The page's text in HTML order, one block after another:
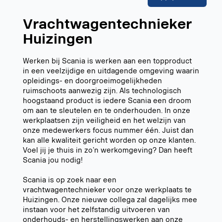
Vrachtwagentechnieker
Huizingen
Werken bij Scania is werken aan een topproduct
in een veelzijdige en uitdagende omgeving waarin
opleidings- en doorgroeimogelijkheden
ruimschoots aanwezig zijn. Als technologisch
hoogstaand product is iedere Scania een droom
om aan te sleutelen en te onderhouden. In onze
werkplaatsen zijn veiligheid en het welzijn van
onze medewerkers focus nummer één. Juist dan
kan alle kwaliteit gericht worden op onze klanten.
Voel jij je thuis in zo’n werkomgeving? Dan heeft
Scania jou nodig!
Scania is op zoek naar een
vrachtwagentechnieker voor onze werkplaats te
Huizingen. Onze nieuwe collega zal dagelijks mee
instaan voor het zelfstandig uitvoeren van
onderhouds- en herstellingswerken aan onze